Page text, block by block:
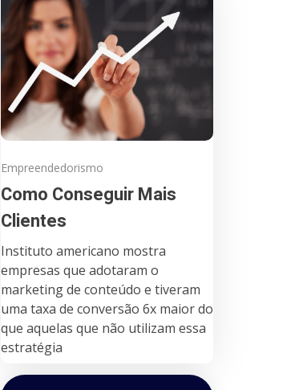
Empreendedorismo
Como Conseguir Mais
Clientes
Instituto americano mostra
empresas que adotaram o
marketing de conteúdo e tiveram
uma taxa de conversão 6x maior do
que aquelas que não utilizam essa
estratégia